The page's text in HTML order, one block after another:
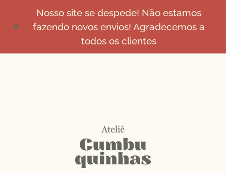
Nosso site se despede! Não estamos
fazendo novos envios! Agradecemos a
todos os clientes